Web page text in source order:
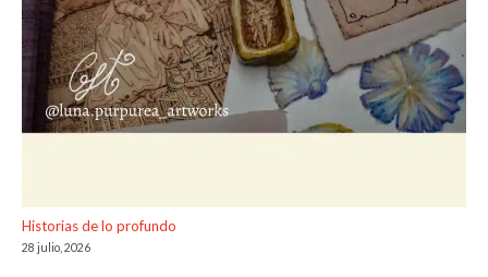
Historias de lo profundo
28 julio, 2026